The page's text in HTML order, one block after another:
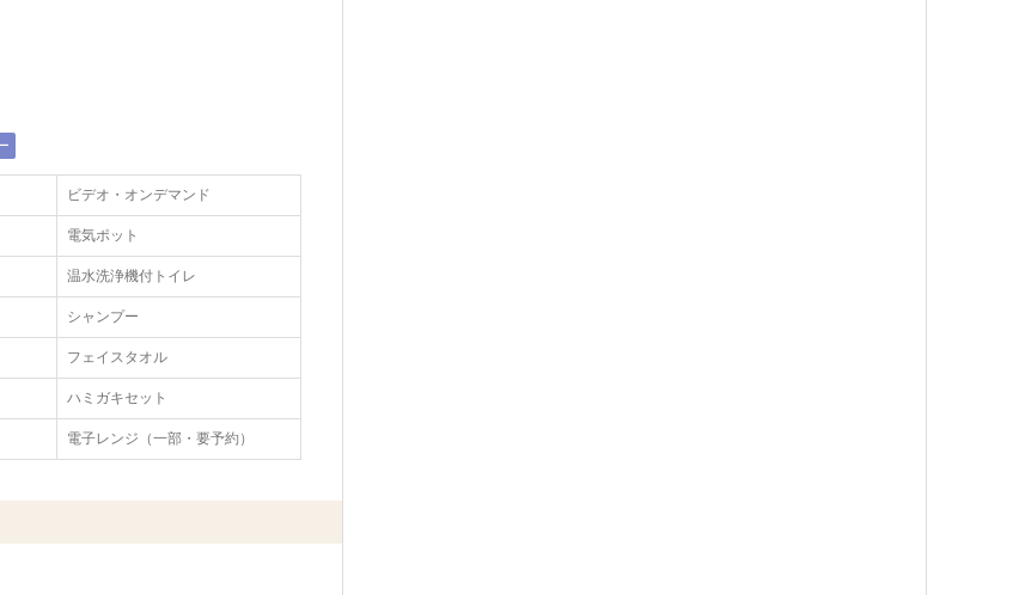
ビデオ・オンデマンド
電気ポット
温水洗浄機付トイレ
シャンプー
フェイスタオル
ハミガキセット
電子レンジ（一部・要予約）